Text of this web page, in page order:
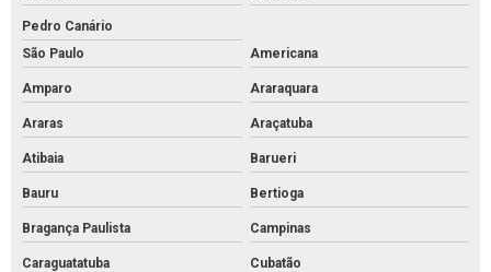
Pedro Canário
São Paulo
Americana
Amparo Araraquara
Araras Araçatuba
Atibaia Barueri
Bauru Bertioga
Bragança Paulista Campinas
Caraguatatuba Cubatão